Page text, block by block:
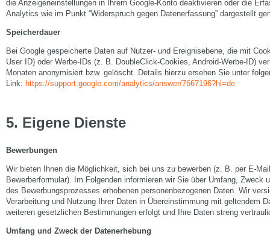
die Anzeigeneinstellungen in Ihrem Google-Konto deaktivieren oder die
Analytics wie im Punkt “Widerspruch gegen Datenerfassung” dargestellt
Speicherdauer
Bei Google gespeicherte Daten auf Nutzer- und Ereignisebene, die mit
User ID) oder Werbe-IDs (z. B. DoubleClick-Cookies, Android-Werbe-ID)
Monaten anonymisiert bzw. gelöscht. Details hierzu ersehen Sie unter
Link: https://support.google.com/analytics/answer/7667196?hl=de
5. Eigene Dienste
Bewerbungen
Wir bieten Ihnen die Möglichkeit, sich bei uns zu bewerben (z. B. per E-
Bewerberformular). Im Folgenden informieren wir Sie über Umfang, Zweck
des Bewerbungsprozesses erhobenen personenbezogenen Daten. Wir
Verarbeitung und Nutzung Ihrer Daten in Übereinstimmung mit geltendem
weiteren gesetzlichen Bestimmungen erfolgt und Ihre Daten streng
Umfang und Zweck der Datenerhebung